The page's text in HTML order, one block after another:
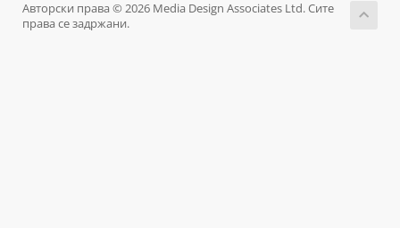
Авторски права © 2026 Media Design Associates Ltd. Сите
права се задржани.